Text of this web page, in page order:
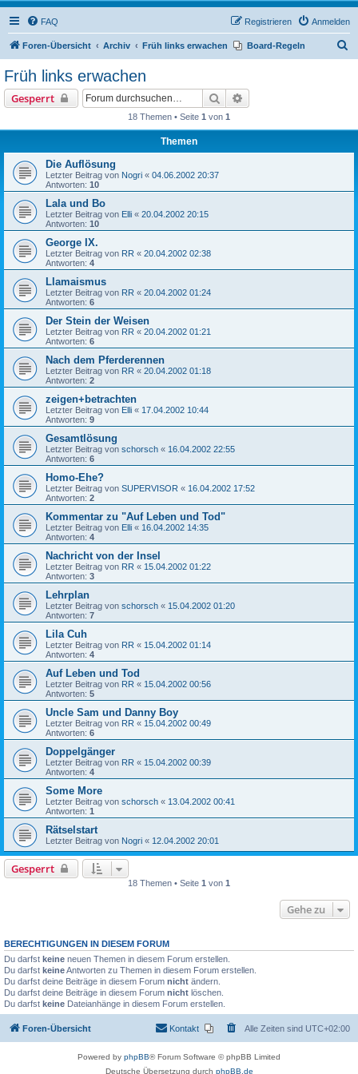
FAQ Anmelden
Registrieren
Foren-Übersicht Archiv Früh links erwachen Board-Regeln
Früh links erwachen
Gesperrt Suche
18 Themen • Seite 1 von 1
Themen
Die Auflösung
Letzter Beitrag von Nogri « 04.06.2002 20:37
Antworten: 10
Lala und Bo
Letzter Beitrag von Elli « 20.04.2002 20:15
Antworten: 10
George IX.
Letzter Beitrag von RR « 20.04.2002 02:38
Antworten: 4
Llamaismus
Letzter Beitrag von RR « 20.04.2002 01:24
Antworten: 6
Der Stein der Weisen
Letzter Beitrag von RR « 20.04.2002 01:21
Antworten: 6
Nach dem Pferderennen
Letzter Beitrag von RR « 20.04.2002 01:18
Antworten: 2
zeigen+betrachten
Letzter Beitrag von Elli « 17.04.2002 10:44
Antworten: 9
Gesamtlösung
Letzter Beitrag von schorsch « 16.04.2002 22:55
Antworten: 6
Homo-Ehe?
Letzter Beitrag von SUPERVISOR « 16.04.2002 17:52
Antworten: 2
Kommentar zu "Auf Leben und Tod"
Letzter Beitrag von Elli « 16.04.2002 14:35
Antworten: 4
Nachricht von der Insel
Letzter Beitrag von RR « 15.04.2002 01:22
Antworten: 3
Lehrplan
Letzter Beitrag von schorsch « 15.04.2002 01:20
Antworten: 7
Lila Cuh
Letzter Beitrag von RR « 15.04.2002 01:14
Antworten: 4
Auf Leben und Tod
Letzter Beitrag von RR « 15.04.2002 00:56
Antworten: 5
Uncle Sam und Danny Boy
Letzter Beitrag von RR « 15.04.2002 00:49
Antworten: 6
Doppelgänger
Letzter Beitrag von RR « 15.04.2002 00:39
Antworten: 4
Some More
Letzter Beitrag von schorsch « 13.04.2002 00:41
Antworten: 1
Rätselstart
Letzter Beitrag von Nogri « 12.04.2002 20:01
Gesperrt
18 Themen • Seite 1 von 1
Gehe zu
BERECHTIGUNGEN IN DIESEM FORUM
Du darfst keine neuen Themen in diesem Forum erstellen.
Du darfst keineAntworten zu Themen in diesem Forum erstellen.
Du darfst deine Beiträge in diesem Forum nicht ändern.
Du darfst deine Beiträge in diesem Forum nicht löschen.
Du darfst keine Dateianhänge in diesem Forum erstellen.
Foren-Übersicht Alle Zeiten sind UTC+02:00
Kontakt
Powered by phpBB® Forum Software © phpBB Limited
Deutsche Übersetzung durch phpBB.de